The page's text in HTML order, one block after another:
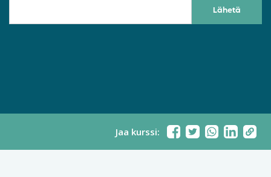
Jaa kurssi: